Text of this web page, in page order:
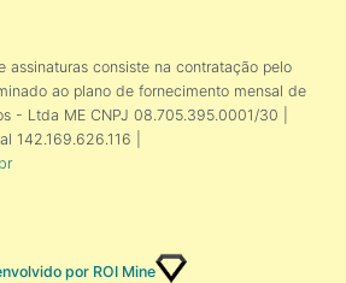
consiste na contratação pelo
ao plano de fornecimento mensal de
- Ltda ME CNPJ 08.705.395.0001/30 |
142.169.626.116 |
por ROI Mine